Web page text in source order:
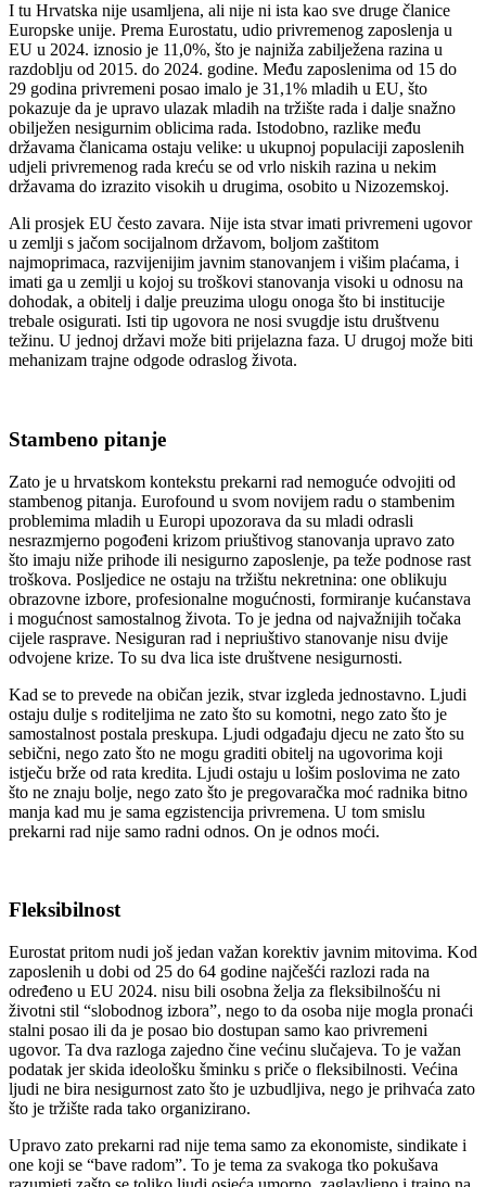
I tu Hrvatska nije usamljena, ali nije ni ista kao sve druge članice
Europske unije. Prema Eurostatu, udio privremenog zaposlenja u
EU u 2024. iznosio je 11,0%, što je najniža zabilježena razina u
razdoblju od 2015. do 2024. godine. Među zaposlenima od 15 do
29 godina privremeni posao imalo je 31,1% mladih u EU, što
pokazuje da je upravo ulazak mladih na tržište rada i dalje snažno
obilježen nesigurnim oblicima rada. Istodobno, razlike među
državama članicama ostaju velike: u ukupnoj populaciji zaposlenih
udjeli privremenog rada kreću se od vrlo niskih razina u nekim
državama do izrazito visokih u drugima, osobito u Nizozemskoj.
Ali prosjek EU često zavara. Nije ista stvar imati privremeni ugovor
u zemlji s jačom socijalnom državom, boljom zaštitom
najmoprimaca, razvijenijim javnim stanovanjem i višim plaćama, i
imati ga u zemlji u kojoj su troškovi stanovanja visoki u odnosu na
dohodak, a obitelj i dalje preuzima ulogu onoga što bi institucije
trebale osigurati. Isti tip ugovora ne nosi svugdje istu društvenu
težinu. U jednoj državi može biti prijelazna faza. U drugoj može biti
mehanizam trajne odgode odraslog života.
Stambeno pitanje
Zato je u hrvatskom kontekstu prekarni rad nemoguće odvojiti od
stambenog pitanja. Eurofound u svom novijem radu o stambenim
problemima mladih u Europi upozorava da su mladi odrasli
nesrazmjerno pogođeni krizom priuštivog stanovanja upravo zato
što imaju niže prihode ili nesigurno zaposlenje, pa teže podnose rast
troškova. Posljedice ne ostaju na tržištu nekretnina: one oblikuju
obrazovne izbore, profesionalne mogućnosti, formiranje kućanstava
i mogućnost samostalnog života. To je jedna od najvažnijih točaka
cijele rasprave. Nesiguran rad i nepriuštivo stanovanje nisu dvije
odvojene krize. To su dva lica iste društvene nesigurnosti.
Kad se to prevede na običan jezik, stvar izgleda jednostavno. Ljudi
ostaju dulje s roditeljima ne zato što su komotni, nego zato što je
samostalnost postala preskupa. Ljudi odgađaju djecu ne zato što su
sebični, nego zato što ne mogu graditi obitelj na ugovorima koji
istječu brže od rata kredita. Ljudi ostaju u lošim poslovima ne zato
što ne znaju bolje, nego zato što je pregovaračka moć radnika bitno
manja kad mu je sama egzistencija privremena. U tom smislu
prekarni rad nije samo radni odnos. On je odnos moći.
Fleksibilnost
Eurostat pritom nudi još jedan važan korektiv javnim mitovima. Kod
zaposlenih u dobi od 25 do 64 godine najčešći razlozi rada na
određeno u EU 2024. nisu bili osobna želja za fleksibilnošću ni
životni stil “slobodnog izbora”, nego to da osoba nije mogla pronaći
stalni posao ili da je posao bio dostupan samo kao privremeni
ugovor. Ta dva razloga zajedno čine većinu slučajeva. To je važan
podatak jer skida ideološku šminku s priče o fleksibilnosti. Većina
ljudi ne bira nesigurnost zato što je uzbudljiva, nego je prihvaća zato
što je tržište rada tako organizirano.
Upravo zato prekarni rad nije tema samo za ekonomiste, sindikate i
one koji se “bave radom”. To je tema za svakoga tko pokušava